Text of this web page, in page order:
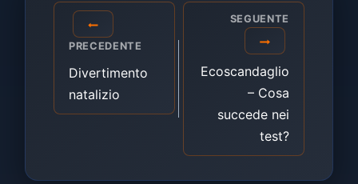
Navigazione
articoli
PRECEDENTE
Divertimento
natalizio
SEGUENTE
Ecoscandaglio
– Cosa
succede nei
test?